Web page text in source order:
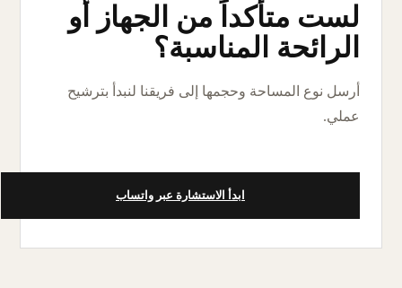
لست متأكداً من الجهاز أو
الرائحة المناسبة؟
أرسل نوع المساحة وحجمها إلى فريقنا لنبدأ بترشيح
عملي.
ابدأ الاستشارة عبر واتساب